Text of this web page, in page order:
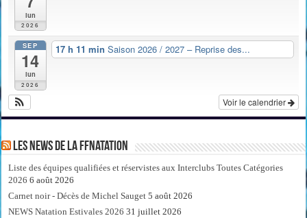
lun
2026
SEP
14
lun
2026
17 h 11 min Saison 2026 / 2027 – Reprise des...
Voir le calendrier
Les news de la FFNatation
Liste des équipes qualifiées et réservistes aux Interclubs Toutes Catégories
2026 6 août 2026
Carnet noir - Décès de Michel Sauget 5 août 2026
NEWS Natation Estivales 2026 31 juillet 2026